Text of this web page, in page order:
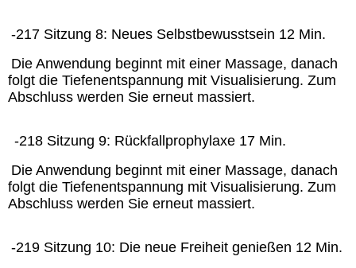
-217 Sitzung 8: Neues Selbstbewusstsein 12 Min.
Die Anwendung beginnt mit einer Massage, danach
folgt die Tiefenentspannung mit Visualisierung. Zum
Abschluss werden Sie erneut massiert.
-218 Sitzung 9: Rückfallprophylaxe 17 Min.
Die Anwendung beginnt mit einer Massage, danach
folgt die Tiefenentspannung mit Visualisierung. Zum
Abschluss werden Sie erneut massiert.
-219 Sitzung 10: Die neue Freiheit genießen 12 Min.